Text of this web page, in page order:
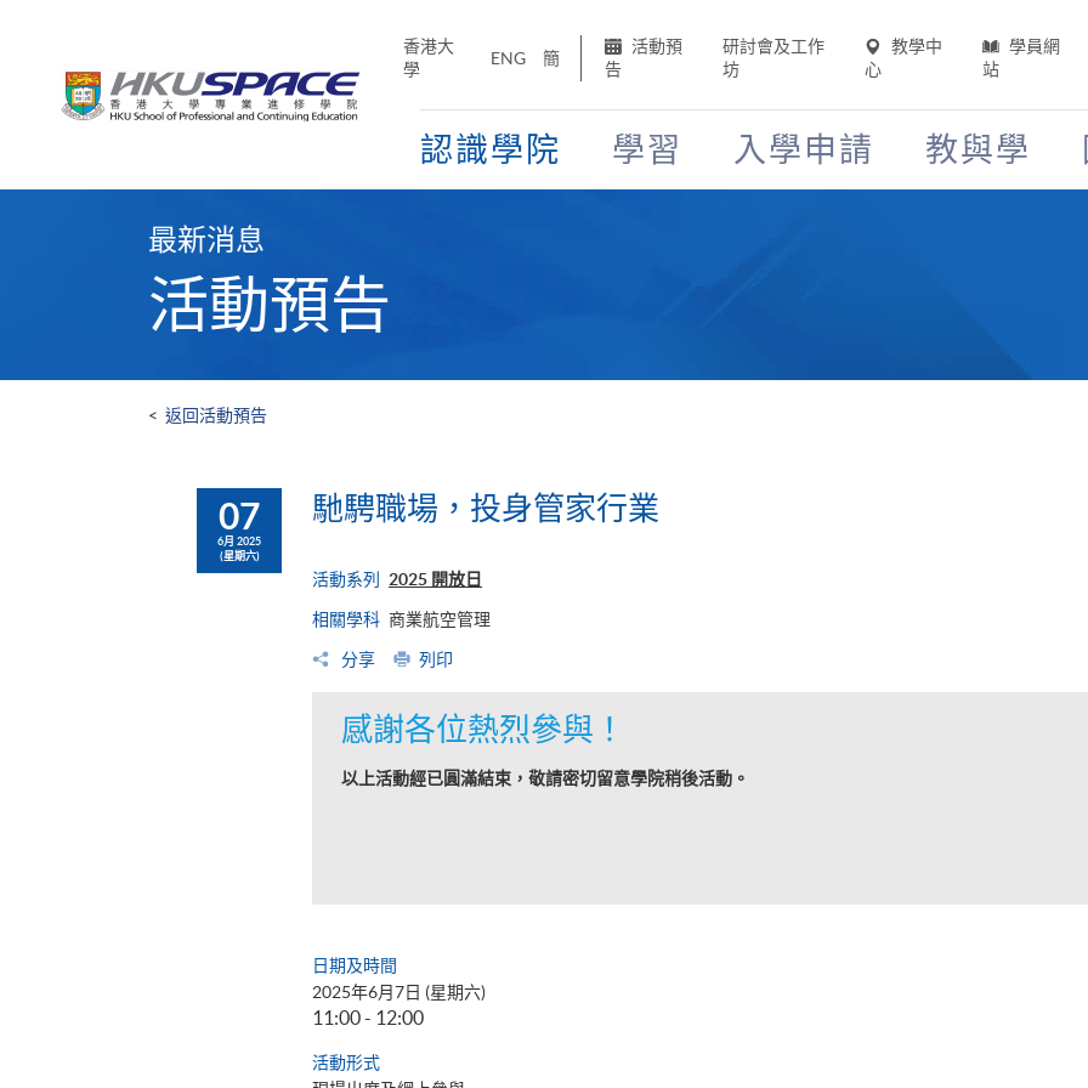
香港大
學
ENG 簡
活動預
告
研討會及工作
坊
教學中
心
學員網
站
認識學院 學習 入學申請 教與學
最新消息
活動預告
< 返回活動預告
07
6月 2025
(星期六)
馳騁職場，投身管家行業
活動系列 2025 開放日
相關學科 商業航空管理
分享 列印
感謝各位熱烈參與！
以上活動經已圓滿結束，敬請密切留意學院稍後活動。
日期及時間
2025年6月7日 (星期六)
11:00 - 12:00
活動形式